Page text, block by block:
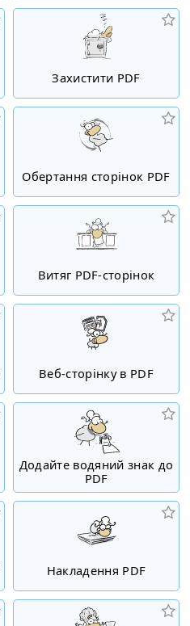
Захистити PDF
Обертання сторінок PDF
Витяг PDF-сторінок
Веб-сторінку в PDF
Додайте водяний знак до
PDF
Накладення PDF